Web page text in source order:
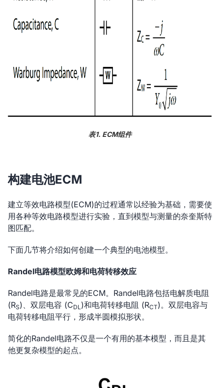
表1. ECM组件
构建电池ECM
建立等效电路模型(ECM)的过程通常以经验为基础，需要使
用各种等效电路模型进行实验，直到模型与测量的奈奎斯特
图匹配。
下面几节将介绍如何创建一个典型的电池模型。
Randel电路模型欧姆和电荷转移效应
Randel电路是最常见的ECM。Randel电路包括电解质电阻
(RS)、双层电容 (CDL )和电荷转移电阻 (RCT)。双层电容与
电荷转移电阻平行，形成半圆模拟形状。
简化的Randel电路不仅是一个有用的基本模型，而且是其
他更复杂模型的起点。